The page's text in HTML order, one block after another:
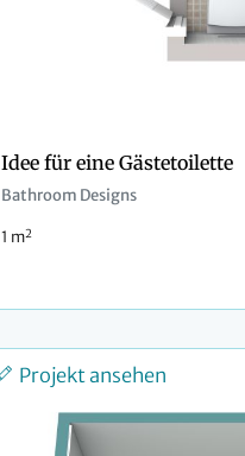
Idee für eine Gästetoilette
Bathroom Designs
1 m2
Projekt ansehen